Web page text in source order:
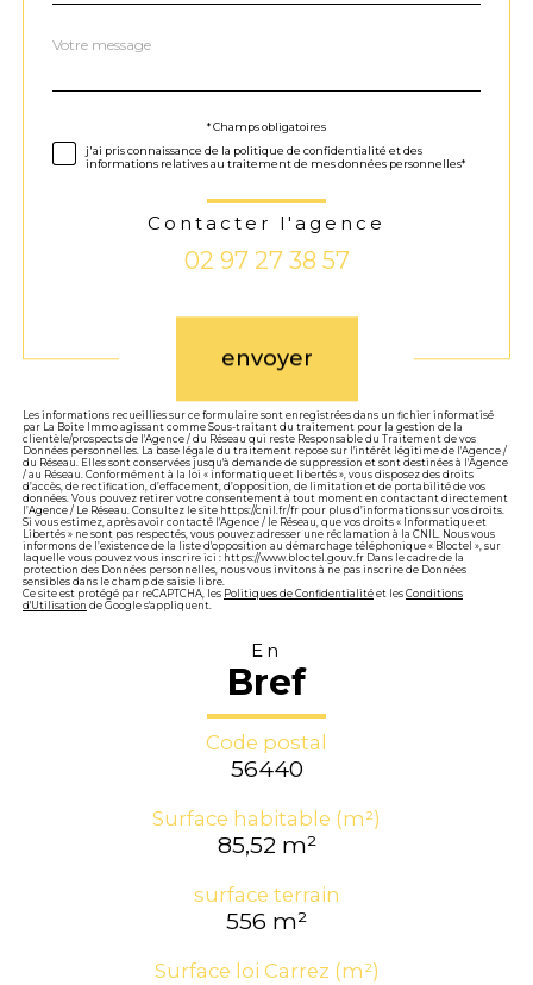
Fieldset
Message
*
* Champs obligatoires
j'ai pris connaissance de la politique de confidentialité et des
informations relatives au traitement de mes données personnelles*
Contacter l'agence
02 97 27 38 57
envoyer
Les informations recueillies sur ce formulaire sont enregistrées dans un fichier informatisé
par La Boite Immo agissant comme Sous-traitant du traitement pour la gestion de la
clientèle/prospects de l'Agence / du Réseau qui reste Responsable du Traitement de vos
Données personnelles. La base légale du traitement repose sur l'intérêt légitime de l'Agence /
du Réseau. Elles sont conservées jusqu'à demande de suppression et sont destinées à l'Agence
/ au Réseau. Conformément à la loi « informatique et libertés », vous disposez des droits
d’accès, de rectification, d’effacement, d’opposition, de limitation et de portabilité de vos
données. Vous pouvez retirer votre consentement à tout moment en contactant directement
l’Agence / Le Réseau. Consultez le site https://cnil.fr/fr pour plus d’informations sur vos droits.
Si vous estimez, après avoir contacté l'Agence / le Réseau, que vos droits « Informatique et
Libertés » ne sont pas respectés, vous pouvez adresser une réclamation à la CNIL. Nous vous
informons de l’existence de la liste d'opposition au démarchage téléphonique « Bloctel », sur
laquelle vous pouvez vous inscrire ici : https://www.bloctel.gouv.fr Dans le cadre de la
protection des Données personnelles, nous vous invitons à ne pas inscrire de Données
sensibles dans le champ de saisie libre.
Ce site est protégé par reCAPTCHA, les Politiques de Confidentialité et les Conditions
d'Utilisation de Google s'appliquent.
En
Bref
Code postal
56440
Surface habitable (m²)
85,52 m²
surface terrain
556 m²
Surface loi Carrez (m²)